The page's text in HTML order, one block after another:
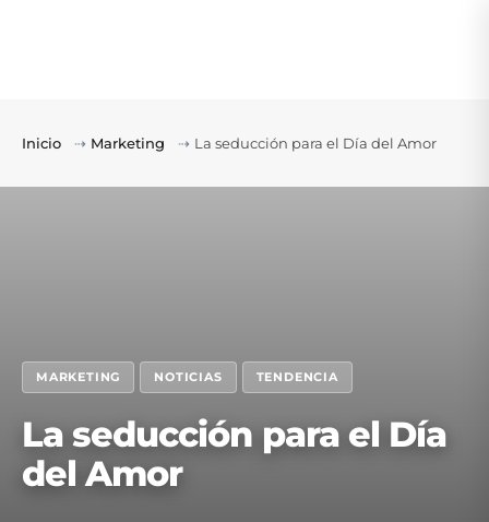
Inicio ⇢ Marketing ⇢ La seducción para el Día del Amor
MARKETING NOTICIAS TENDENCIA
La seducción para el Día
del Amor